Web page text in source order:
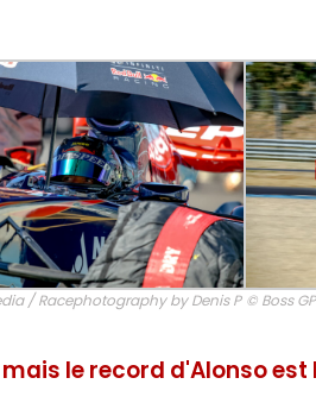
/ Racephotography by Denis P © Boss
le record d'Alonso est